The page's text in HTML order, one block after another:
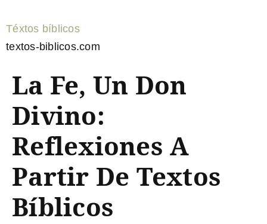
Téxtos bíblicos
textos-biblicos.com
La Fe, Un Don
Divino:
Reflexiones A
Partir De Textos
Bíblicos